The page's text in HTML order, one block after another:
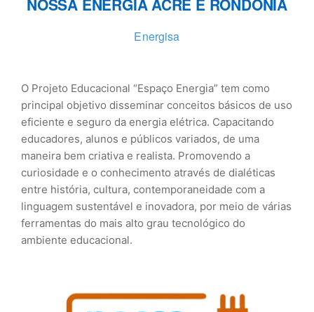
NOSSA ENERGIA ACRE E RONDONIA
Energisa
O Projeto Educacional “Espaço Energia” tem como
principal objetivo disseminar conceitos básicos de uso
eficiente e seguro da energia elétrica. Capacitando
educadores, alunos e públicos variados, de uma
maneira bem criativa e realista. Promovendo a
curiosidade e o conhecimento através de dialéticas
entre história, cultura, contemporaneidade com a
linguagem sustentável e inovadora, por meio de várias
ferramentas do mais alto grau tecnológico do
ambiente educacional.